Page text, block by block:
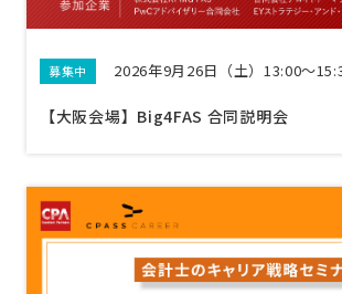
募集中 2026年9月26日（土）13:00〜
【大阪会場】Big4FAS 合同説明会